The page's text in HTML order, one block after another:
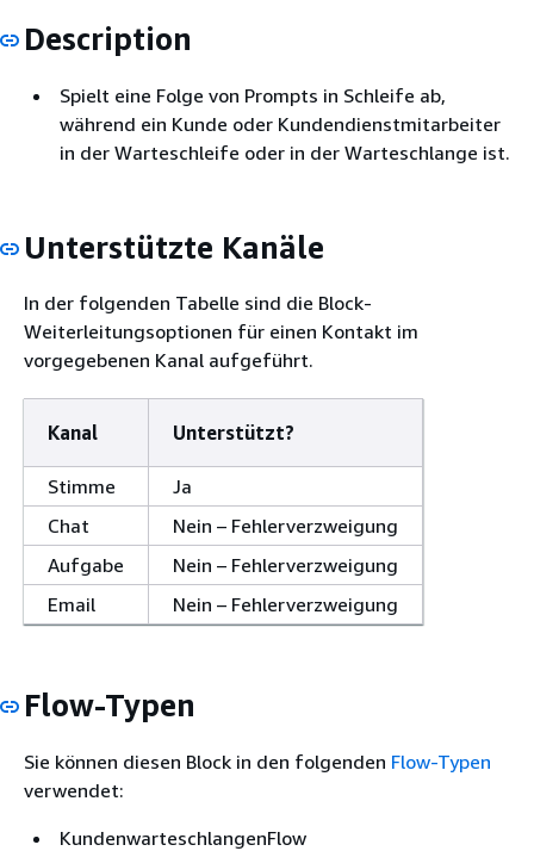
Description
Spielt eine Folge von Prompts in Schleife ab,
während ein Kunde oder Kundendienstmitarbeiter
in der Warteschleife oder in der Warteschlange ist.
Unterstützte Kanäle
In der folgenden Tabelle sind die Block-
Weiterleitungsoptionen für einen Kontakt im
vorgegebenen Kanal aufgeführt.
Kanal Unterstützt?
Stimme
Ja
Chat
Nein – Fehlerverzweigung
Aufgabe
Nein – Fehlerverzweigung
Email
Nein – Fehlerverzweigung
Flow-Typen
Sie können diesen Block in den folgenden Flow-Typen
verwendet:
KundenwarteschlangenFlow